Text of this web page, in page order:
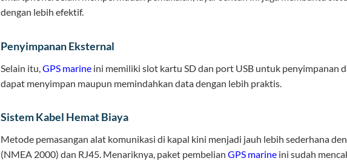
dengan lebih efektif.
Penyimpanan Eksternal
Selain itu, GPS marine ini memiliki slot kartu SD dan port USB untuk penyimpanan
dapat menyimpan maupun memindahkan data dengan lebih praktis.
Sistem Kabel Hemat Biaya
Metode pemasangan alat komunikasi di kapal kini menjadi jauh lebih sederhana
(NMEA 2000) dan RJ45. Menariknya, paket pembelian GPS marine ini sudah